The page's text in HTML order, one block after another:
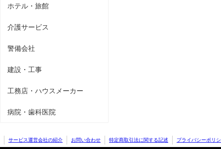
ホテル・旅館
介護サービス
警備会社
建設・工事
工務店・ハウスメーカー
病院・歯科医院
サービス運営会社の紹介 お問い合わせ 特定商取引法に関する記述 プライバシーポリ